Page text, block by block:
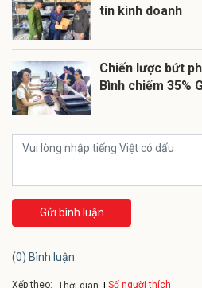
tin kinh doanh
Chiến lược bứt
Bình chiếm 35%
Gửi bình luận
(0) Bình luận
Xếp theo: Thời gian Số người thích